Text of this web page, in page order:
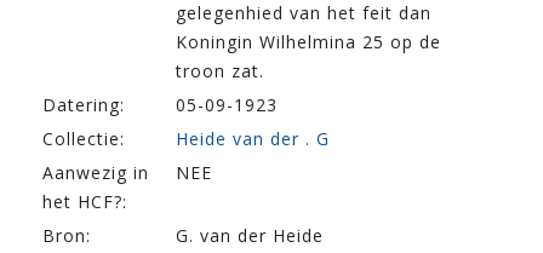
gelegenhied van het feit dan
Koningin Wilhelmina 25 op de
troon zat.
Datering:
05-09-1923
Collectie:
Heide van der . G
Aanwezig in
het HCF?:
NEE
Bron: G. van der Heide